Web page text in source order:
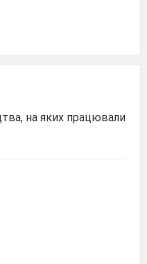
на яких працювали